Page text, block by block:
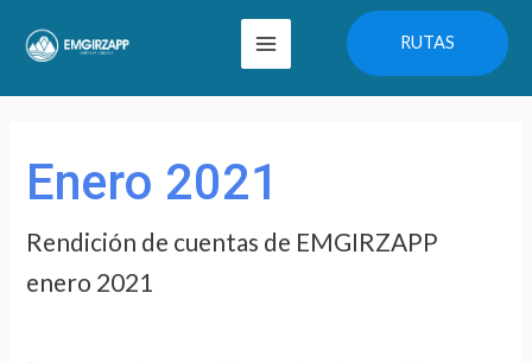
Main
Menu
RUTAS
Enero 2021
Rendición de cuentas de EMGIRZAPP
enero 2021